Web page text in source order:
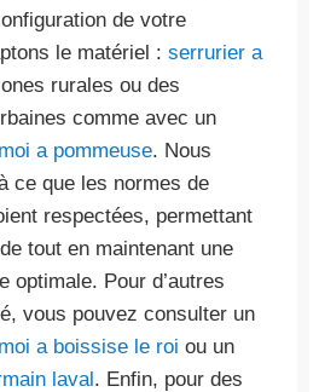
de votre
le matériel : serrurier a
rurales ou des
comme avec un
a pommeuse. Nous
ce que les normes de
respectées, permettant
tout en maintenant une
optimale. Pour d’autres
vous pouvez consulter un
a boissise le roi ou un
laval. Enfin, pour des